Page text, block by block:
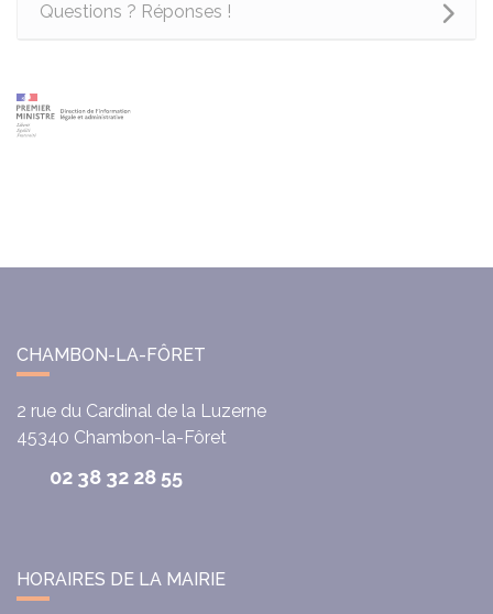
Questions ? Réponses !
CHAMBON-LA-FÔRET
2 rue du Cardinal de la Luzerne
45340 Chambon-la-Fôret
02 38 32 28 55
HORAIRES DE LA MAIRIE